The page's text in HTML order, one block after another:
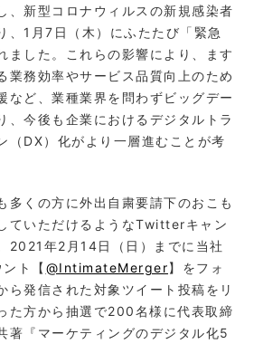
、新型コロナウィルスの新規感染者
、1月7日（木）にふたたび「緊急
ました。これらの影響により、ます
業務効率やサービス品質向上のため
など、業種業界を問わずビッグデー
、今後も企業におけるデジタルトラ
（DX）化がより一層進むことが考
多くの方に外出自粛要請下のおこも
ていただけるようなTwitterキャン
2021年2月14日（日）までに当社
ト【 @IntimateMerger】をフォ
ら発信された対象ツイート投稿をリ
た方から抽選で200名様に代表取締
著『マーケティングのデジタル化5